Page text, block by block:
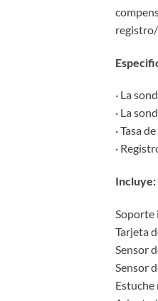
· La
· La
· Tasa
·
Incluye:
Soporte
Tarjeta
Sensor
Sensor